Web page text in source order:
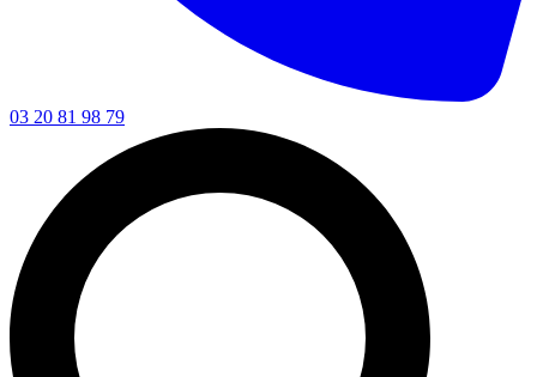
03 20 81 98 79